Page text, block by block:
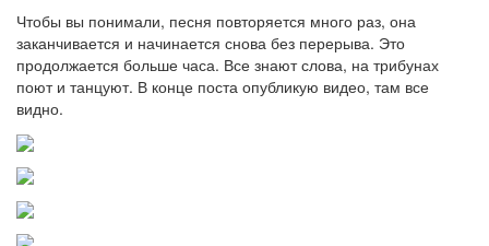
Чтобы вы понимали, песня повторяется много раз, она
заканчивается и начинается снова без перерыва. Это
продолжается больше часа. Все знают слова, на трибунах
поют и танцуют. В конце поста опубликую видео, там все
видно.